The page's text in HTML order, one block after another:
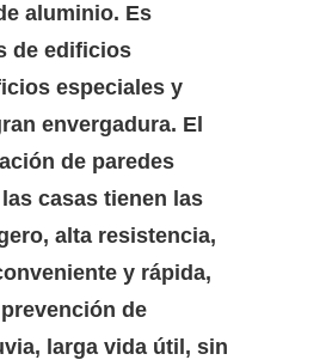
aluminio. Es
de edificios
especiales y
envergadura. El
de paredes
casas tienen las
alta resistencia,
y rápida,
de
larga vida útil, sin